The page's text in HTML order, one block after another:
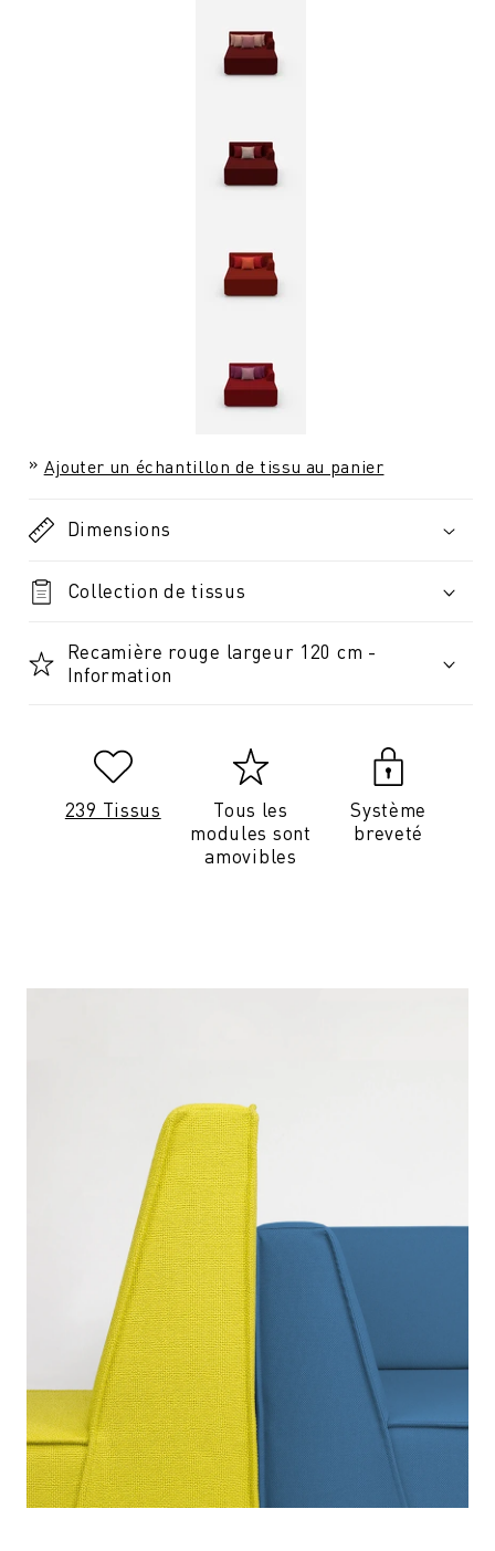
Ajouter un échantillon de tissu au panier
Dimensions
Collection de tissus
Recamière rouge largeur 120 cm -
Information
239 Tissus
Tous les
modules sont
amovibles
Système
breveté